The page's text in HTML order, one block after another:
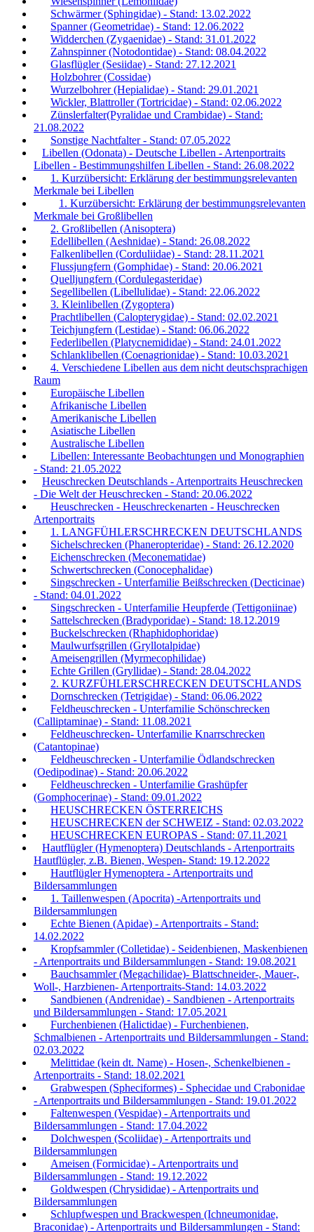
Schwärmer (Sphingidae) - Stand: 13.02.2022
Spanner (Geometridae) - Stand: 12.06.2022
Widderchen (Zygaenidae) - Stand: 31.01.2022
Zahnspinner (Notodontidae) - Stand: 08.04.2022
Glasflügler (Sesiidae) - Stand: 27.12.2021
Holzbohrer (Cossidae)
Wurzelbohrer (Hepialidae) - Stand: 29.01.2021
Wickler, Blattroller (Tortricidae) - Stand: 02.06.2022
Zünslerfalter(Pyralidae und Crambidae) - Stand:
21.08.2022
Sonstige Nachtfalter - Stand: 07.05.2022
Libellen (Odonata) - Deutsche Libellen - Artenportraits
Libellen - Bestimmungshilfen Libellen - Stand: 26.08.2022
1. Kurzübersicht: Erklärung der bestimmungsrelevanten
Merkmale bei Libellen
1. Kurzübersicht: Erklärung der bestimmungsrelevanten
Merkmale bei Großlibellen
2. Großlibellen (Anisoptera)
Edellibellen (Aeshnidae) - Stand: 26.08.2022
Falkenlibellen (Corduliidae) - Stand: 28.11.2021
Flussjungfern (Gomphidae) - Stand: 20.06.2021
Quelljungfern (Cordulegasteridae)
Segellibellen (Libellulidae) - Stand: 22.06.2022
3. Kleinlibellen (Zygoptera)
Prachtlibellen (Calopterygidae) - Stand: 02.02.2021
Teichjungfern (Lestidae) - Stand: 06.06.2022
Federlibellen (Platycnemididae) - Stand: 24.01.2022
Schlanklibellen (Coenagrionidae) - Stand: 10.03.2021
4. Verschiedene Libellen aus dem nicht deutschsprachigen
Raum
Europäische Libellen
Afrikanische Libellen
Amerikanische Libellen
Asiatische Libellen
Australische Libellen
Libellen: Interessante Beobachtungen und Monographien
- Stand: 21.05.2022
Heuschrecken Deutschlands - Artenportraits Heuschrecken
- Die Welt der Heuschrecken - Stand: 20.06.2022
Heuschrecken - Heuschreckenarten - Heuschrecken
Artenportraits
1. LANGFÜHLERSCHRECKEN DEUTSCHLANDS
Sichelschrecken (Phaneropteridae) - Stand: 26.12.2020
Eichenschrecken (Meconematidae)
Schwertschrecken (Conocephalidae)
Singschrecken - Unterfamilie Beißschrecken (Decticinae)
- Stand: 04.01.2022
Singschrecken - Unterfamilie Heupferde (Tettigoniinae)
Sattelschrecken (Bradyporidae) - Stand: 18.12.2019
Buckelschrecken (Rhaphidophoridae)
Maulwurfsgrillen (Gryllotalpidae)
Ameisengrillen (Myrmecophilidae)
Echte Grillen (Gryllidae) - Stand: 28.04.2022
2. KURZFÜHLERSCHRECKEN DEUTSCHLANDS
Dornschrecken (Tetrigidae) - Stand: 06.06.2022
Feldheuschrecken - Unterfamilie Schönschrecken
(Calliptaminae) - Stand: 11.08.2021
Feldheuschrecken- Unterfamilie Knarrschrecken
(Catantopinae)
Feldheuschrecken - Unterfamilie Ödlandschrecken
(Oedipodinae) - Stand: 20.06.2022
Feldheuschrecken - Unterfamilie Grashüpfer
(Gomphocerinae) - Stand: 09.01.2022
HEUSCHRECKEN ÖSTERREICHS
HEUSCHRECKEN der SCHWEIZ - Stand: 02.03.2022
HEUSCHRECKEN EUROPAS - Stand: 07.11.2021
Hautflügler (Hymenoptera) Deutschlands - Artenportraits
Hautflügler, z.B. Bienen, Wespen- Stand: 19.12.2022
Hautflügler Hymenoptera - Artenportraits und
Bildersammlungen
1. Taillenwespen (Apocrita) -Artenportraits und
Bildersammlungen
Echte Bienen (Apidae) - Artenportraits - Stand:
14.02.2022
Kropfsammler (Colletidae) - Seidenbienen, Maskenbienen
- Artenportraits und Bildersammlungen - Stand: 19.08.2021
Bauchsammler (Megachilidae)- Blattschneider-, Mauer-,
Woll-, Harzbienen- Artenportraits-Stand: 14.03.2022
Sandbienen (Andrenidae) - Sandbienen - Artenportraits
und Bildersammlungen - Stand: 17.05.2021
Furchenbienen (Halictidae) - Furchenbienen,
Schmalbienen - Artenportraits und Bildersammlungen - Stand:
02.03.2022
Melittidae (kein dt. Name) - Hosen-, Schenkelbienen -
Artenportraits - Stand: 18.02.2021
Grabwespen (Spheciformes) - Sphecidae und Crabonidae
- Artenportraits und Bildersammlungen - Stand: 19.01.2022
Faltenwespen (Vespidae) - Artenportraits und
Bildersammlungen - Stand: 17.04.2022
Dolchwespen (Scoliidae) - Artenportraits und
Bildersammlungen
Ameisen (Formicidae) - Artenportraits und
Bildersammlungen - Stand: 19.12.2022
Goldwespen (Chrysididae) - Artenportraits und
Bildersammlungen
Schlupfwespen und Brackwespen (Ichneumonidae,
Braconidae) - Artenportraits und Bildersammlungen - Stand: